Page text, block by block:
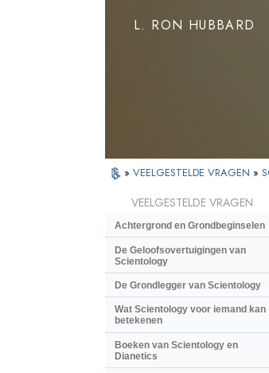
L. RON HUBBARD
» VEELGESTELDE VRAGEN »
VEELGESTELDE VRAGEN
Achtergrond en Grondbeginselen
De Geloofsovertuigingen van
Scientology
De Grondlegger van Scientology
Wat Scientology voor iemand kan
betekenen
Boeken van Scientology en
Dianetics